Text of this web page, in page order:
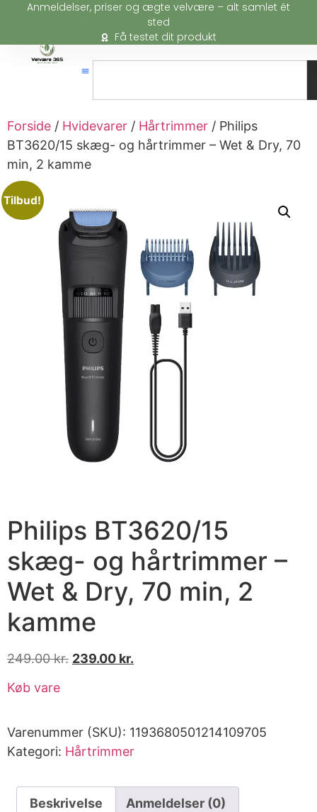
Anmeldelser, priser og ægte velvære – alt samlet ét
sted
Få testet dit produkt
Forside / Hvidevarer / Hårtrimmer / Philips
BT3620/15 skæg- og hårtrimmer – Wet & Dry, 70
min, 2 kamme
Tilbud!
Philips BT3620/15
skæg- og hårtrimmer –
Wet & Dry, 70 min, 2
kamme
249.00kr. 239.00 kr.
Køb vare
Varenummer (SKU): 1193680501214109705
Kategori: Hårtrimmer
Beskrivelse Anmeldelser (0)